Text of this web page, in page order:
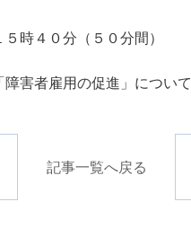
時４０分（５０分間）
害者雇用の促進」について
記事一覧へ戻る